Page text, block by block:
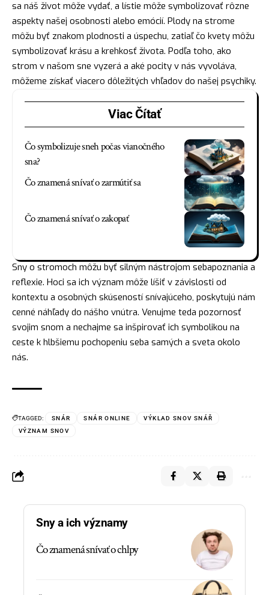
sa náš život môže vydať, a lístie môže symbolizovať rôzne
aspekty našej osobnosti alebo emócií. Plody na strome
môžu byť znakom plodnosti a úspechu, zatiaľ čo kvety môžu
symbolizovať krásu a krehkosť života. Podľa toho, ako
strom v našom sne vyzerá a aké pocity v nás vyvoláva,
môžeme získať viacero dôležitých vhľadov do našej psychiky.
Viac Čítať
Čo symbolizuje sneh počas vianočného
sna?
Čo znamená snívať o zarmútiť sa
Čo znamená snívať o zakopať
Sny o stromoch môžu byť silným nástrojom sebapoznania a
reflexie. Hoci sa ich význam môže líšiť v závislosti od
kontextu a osobných skúseností snívajúceho, poskytujú nám
cenné náhľady do nášho vnútra. Venujme teda pozornosť
svojim snom a nechajme sa inšpirovať ich symbolikou na
ceste k hlbšiemu pochopeniu seba samých a sveta okolo
nás.
TAGGED: SNÁR SNÁR ONLINE
VÝKLAD SNOV SNÁŘ
VÝZNAM SNOV
Sny a ich významy
Čo znamená snívať o chlpy